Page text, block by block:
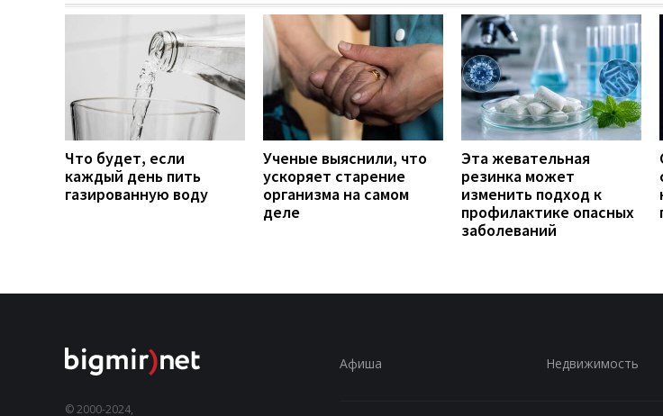
Что будет, если
каждый день пить
газированную воду
Ученые выяснили, что
ускоряет старение
организма на самом
деле
Эта жевательная
резинка может
изменить подход к
профилактике опасных
заболеваний
© 2000-2024,
Афиша Недвижимость